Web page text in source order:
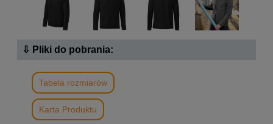
⇩ Pliki do pobrania:
Tabela rozmiarów
Karta Produktu